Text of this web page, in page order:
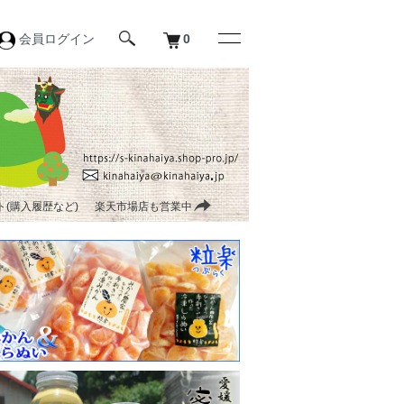
会員ログイン 0
(購入履歴など) 楽天市場店も営業中